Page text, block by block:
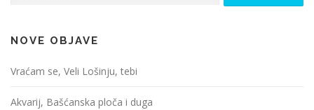
NOVE OBJAVE
Vraćam se, Veli Lošinju, tebi
Akvarij, Bašćanska ploča i duga